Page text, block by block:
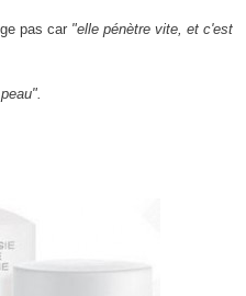
pas car "elle pénètre vite, et c'est